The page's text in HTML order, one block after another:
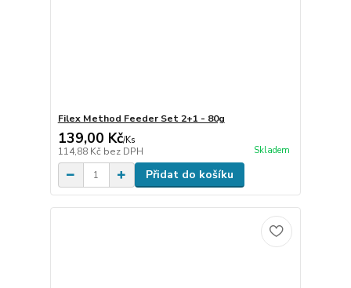
Filex Method Feeder Set 2+1 - 80g
139,00 Kč/Ks
114,88 Kč bez DPH Skladem
Přidat do košíku